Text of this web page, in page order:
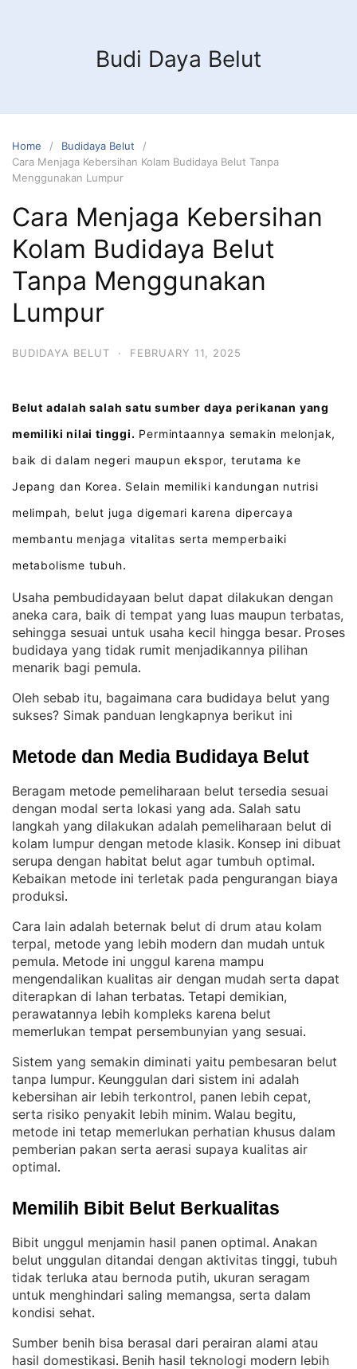
Budi Daya Belut
Home
Budidaya Belut
Cara Menjaga Kebersihan Kolam Budidaya Belut Tanpa
Menggunakan Lumpur
Cara Menjaga Kebersihan
Kolam Budidaya Belut
Tanpa Menggunakan
Lumpur
BUDIDAYA BELUT · FEBRUARY 11, 2025
Belut adalah salah satu sumber daya perikanan yang
memiliki nilai tinggi. Permintaannya semakin melonjak,
baik di dalam negeri maupun ekspor, terutama ke
Jepang dan Korea. Selain memiliki kandungan nutrisi
melimpah, belut juga digemari karena dipercaya
membantu menjaga vitalitas serta memperbaiki
metabolisme tubuh.
Usaha pembudidayaan belut dapat dilakukan dengan
aneka cara, baik di tempat yang luas maupun terbatas,
sehingga sesuai untuk usaha kecil hingga besar. Proses
budidaya yang tidak rumit menjadikannya pilihan
menarik bagi pemula.
Oleh sebab itu, bagaimana cara budidaya belut yang
sukses? Simak panduan lengkapnya berikut ini
Metode dan Media Budidaya Belut
Beragam metode pemeliharaan belut tersedia sesuai
dengan modal serta lokasi yang ada. Salah satu
langkah yang dilakukan adalah pemeliharaan belut di
kolam lumpur dengan metode klasik. Konsep ini dibuat
serupa dengan habitat belut agar tumbuh optimal
Kebaikan metode ini terletak pada pengurangan biaya
produksi.
Cara lain adalah beternak belut di drum atau kolam
terpal, metode yang lebih modern dan mudah untuk
pemula. Metode ini unggul karena mampu
mengendalikan kualitas air dengan mudah serta dapat
diterapkan di lahan terbatas. Tetapi demikian,
perawatannya lebih kompleks karena belut
memerlukan tempat persembunyian yang sesuai.
Sistem yang semakin diminati yaitu pembesaran belut
tanpa lumpur. Keunggulan dari sistem ini adalah
kebersihan air lebih terkontrol, panen lebih cepat,
serta risiko penyakit lebih minim. Walau begitu,
metode ini tetap memerlukan perhatian khusus dalam
pemberian pakan serta aerasi supaya kualitas air
optimal.
Memilih Bibit Belut Berkualitas
Bibit unggul menjamin hasil panen optimal. Anakan
belut unggulan ditandai dengan aktivitas tinggi, tubuh
tidak terluka atau bernoda putih, ukuran seragam
untuk menghindari saling memangsa, serta dalam
kondisi sehat.
Sumber benih bisa berasal dari perairan alami atau
hasil domestikasi. Benih hasil teknologi modern lebih